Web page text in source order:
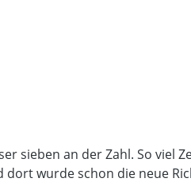
sieben an der Zahl. So viel
wurde schon die neue